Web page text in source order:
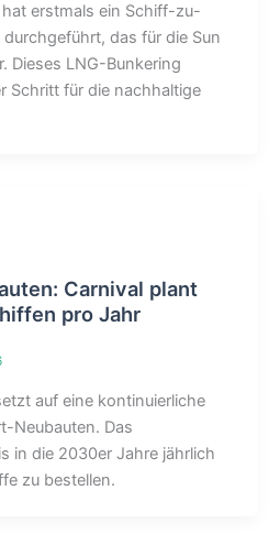
erstmals ein Schiff-zu-
das für die Sun
Dieses LNG-Bunkering
Schritt für die nachhaltige
Carnival plant
pro Jahr
auf eine kontinuierliche
Neubauten. Das
in die 2030er Jahre jährlich
zu bestellen.